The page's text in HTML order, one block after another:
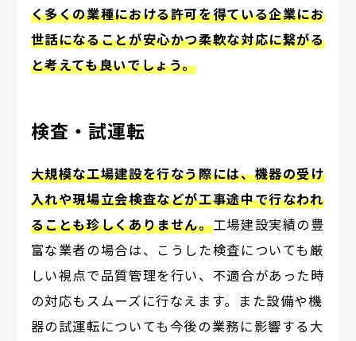
く多くの業種における許可を得ている企業にお
世話になることが安心かつ柔軟な対応に繋がる
と考えても良いでしょう。
検査・試運転
大規模な工場建設を行なう際には、機器の受け
入れや現場立会検査などが工事途中で行なわれ
ることも珍しくありません。工場建設実績の豊
富な業者の場合は、こうした検査についても厳
しい視点で品質管理を行い、不適合があった時
の対応もスムーズに行なえます。また設備や機
器の試運転についても今後の業務に影響する大